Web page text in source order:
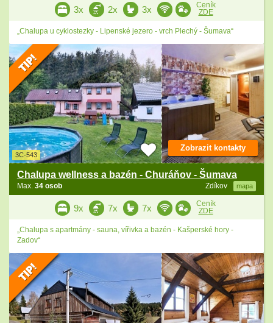
3x 2x 3x
Ceník
ZDE
„Chalupa u cyklostezky - Lipenské jezero - vrch Plechý - Šumava“
3C-543
Chalupa wellness a bazén - Churáňov - Šumava
Zdíkov mapa
Max. 34 osob
Zobrazit kontakty
9x 7x 7x
Ceník
ZDE
„Chalupa s apartmány - sauna, vířivka a bazén - Kašperské hory -
Zadov“